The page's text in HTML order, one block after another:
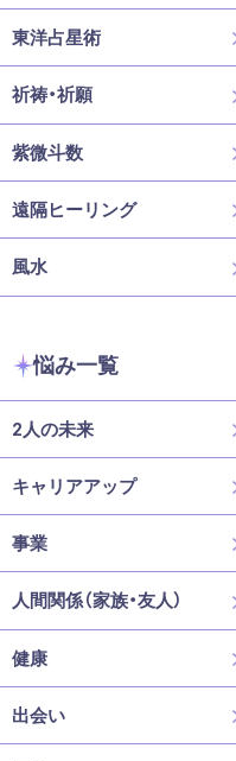
東洋占星術
祈祷・祈願
紫微斗数
遠隔ヒーリング
風水
悩み一覧
2人の未来
キャリアアップ
事業
人間関係（家族・友人）
健康
出会い